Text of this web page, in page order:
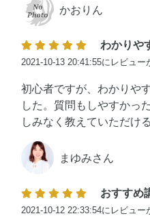
かおりん
わかりや
2021-10-13 20:41:55にレビュー
初心者ですが、わかりや
した。質問もしやすかっ
しみなく教えていただけ
まゆみさん
おすすめ
2021-10-12 22:33:54にレビュー